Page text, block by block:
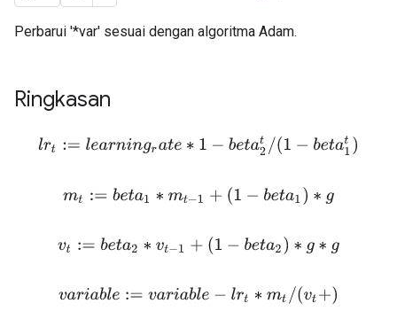
Perbarui '*var' sesuai dengan algoritma Adam.
Ringkasan
rt:=learningrate∗1 − et a2t/(1−bet a1t )
mt:=bet 1 ∗mt−1 +(1 −b eta 1)∗g
vt:=bet a2 ∗vt− 1+( 1 − bet a2)∗g ∗ g
var abl e:=variable −lr t∗mt/ (vt+ )